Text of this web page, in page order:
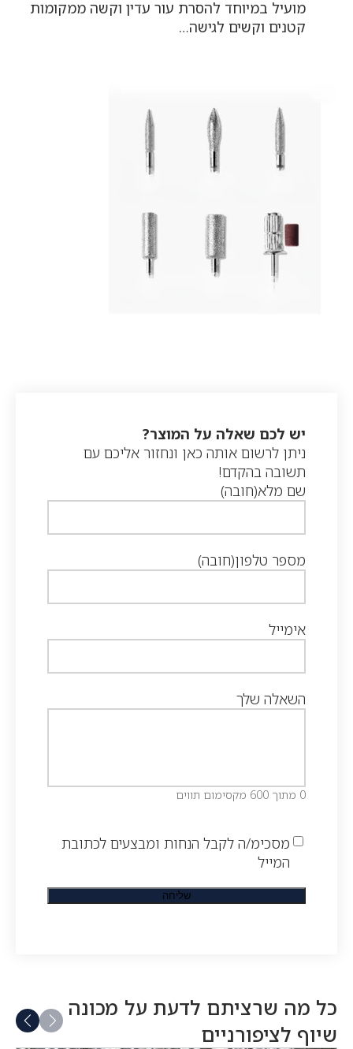
מועיל במיוחד להסרת עור עדין וקשה ממקומות
קטנים וקשים לגישה…
יש לכם שאלה על המוצר?
ניתן לרשום אותה כאן ונחזור אליכם עם
תשובה בהקדם!
שם מלא(חובה)
מספר טלפון(חובה)
אימייל
השאלה שלך
0 מתוך 600 מקסימום תווים
מסכימ/ה לקבל הנחות ומבצעים לכתובת
המייל
כל מה שרציתם לדעת על מכונה
שיוף לציפורניים